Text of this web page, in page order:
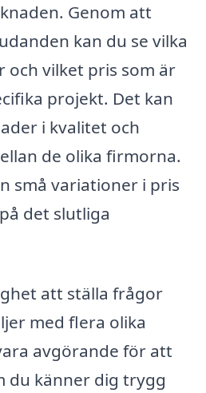
Genom att
kan du se vilka
och vilket pris som är
projekt. Det kan
i kvalitet och
de olika firmorna.
små variationer i pris
det slutliga
att ställa frågor
med flera olika
avgörande för att
du känner dig trygg